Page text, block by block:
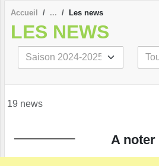
Accueil Les news
LES NEWS
19 news
A noter